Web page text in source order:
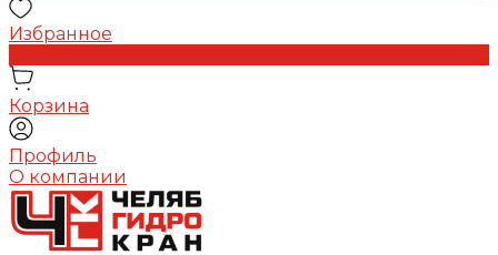
Избранное
Корзина
Профиль
О компании